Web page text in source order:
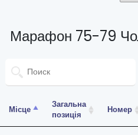
Марафон 75-79
Місце
Загальна
позиція
Номер